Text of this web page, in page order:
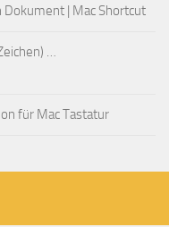
Dokument | Mac Shortcut
…
für Mac Tastatur